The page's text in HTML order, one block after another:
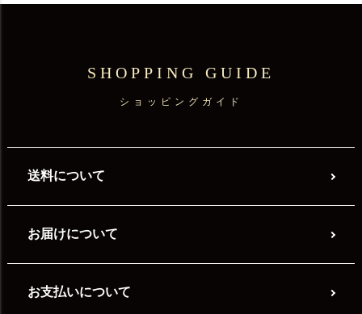
SHOPPING GUIDE
ショッピングガイド
送料について
お届けについて
お支払いについて